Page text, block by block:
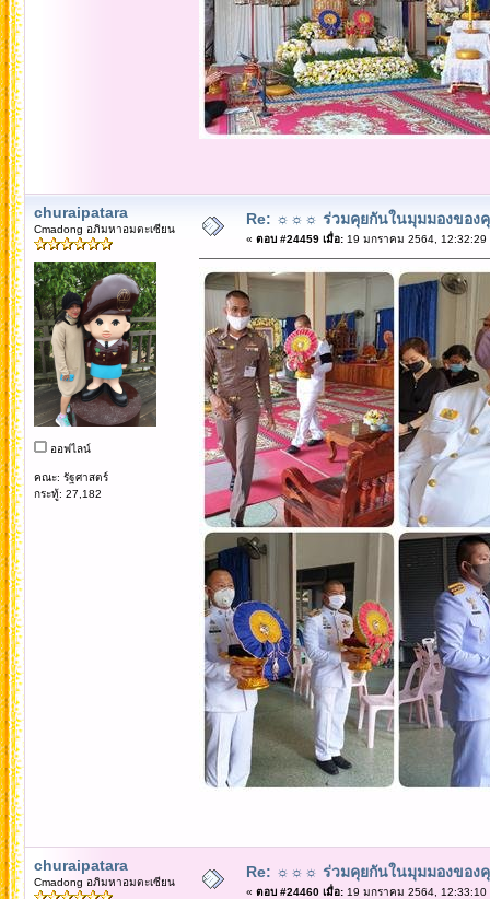
churaipatara
Cmadong อภิมหาอมตะเซียน
ออฟไลน์
คณะ: รัฐศาสตร์
กระทู้: 27,182
Re: ☼☼☼ ร่วมคุยกันในมุมมองของ
« ตอบ #24459 เมื่อ:19 มกราคม 2564, 12:32:29
churaipatara
Cmadong อภิมหาอมตะเซียน
Re: ☼☼☼ ร่วมคุยกันในมุมมองของ
« ตอบ #24460 เมื่อ:19 มกราคม 2564, 12:33:10